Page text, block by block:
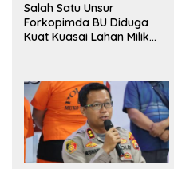
Salah Satu Unsur
Forkopimda BU Diduga
Kuat Kuasai Lahan Milik